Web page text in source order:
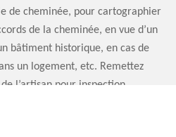
de cheminée, pour cartographier
de la cheminée, en vue d’un
bâtiment historique, en cas de
un logement, etc. Remettez
l’artisan pour inspection